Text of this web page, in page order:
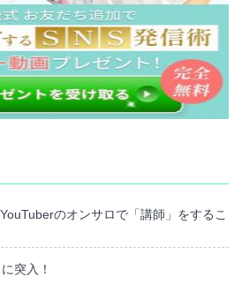
のオンサロで「講師」をするこ
突入！